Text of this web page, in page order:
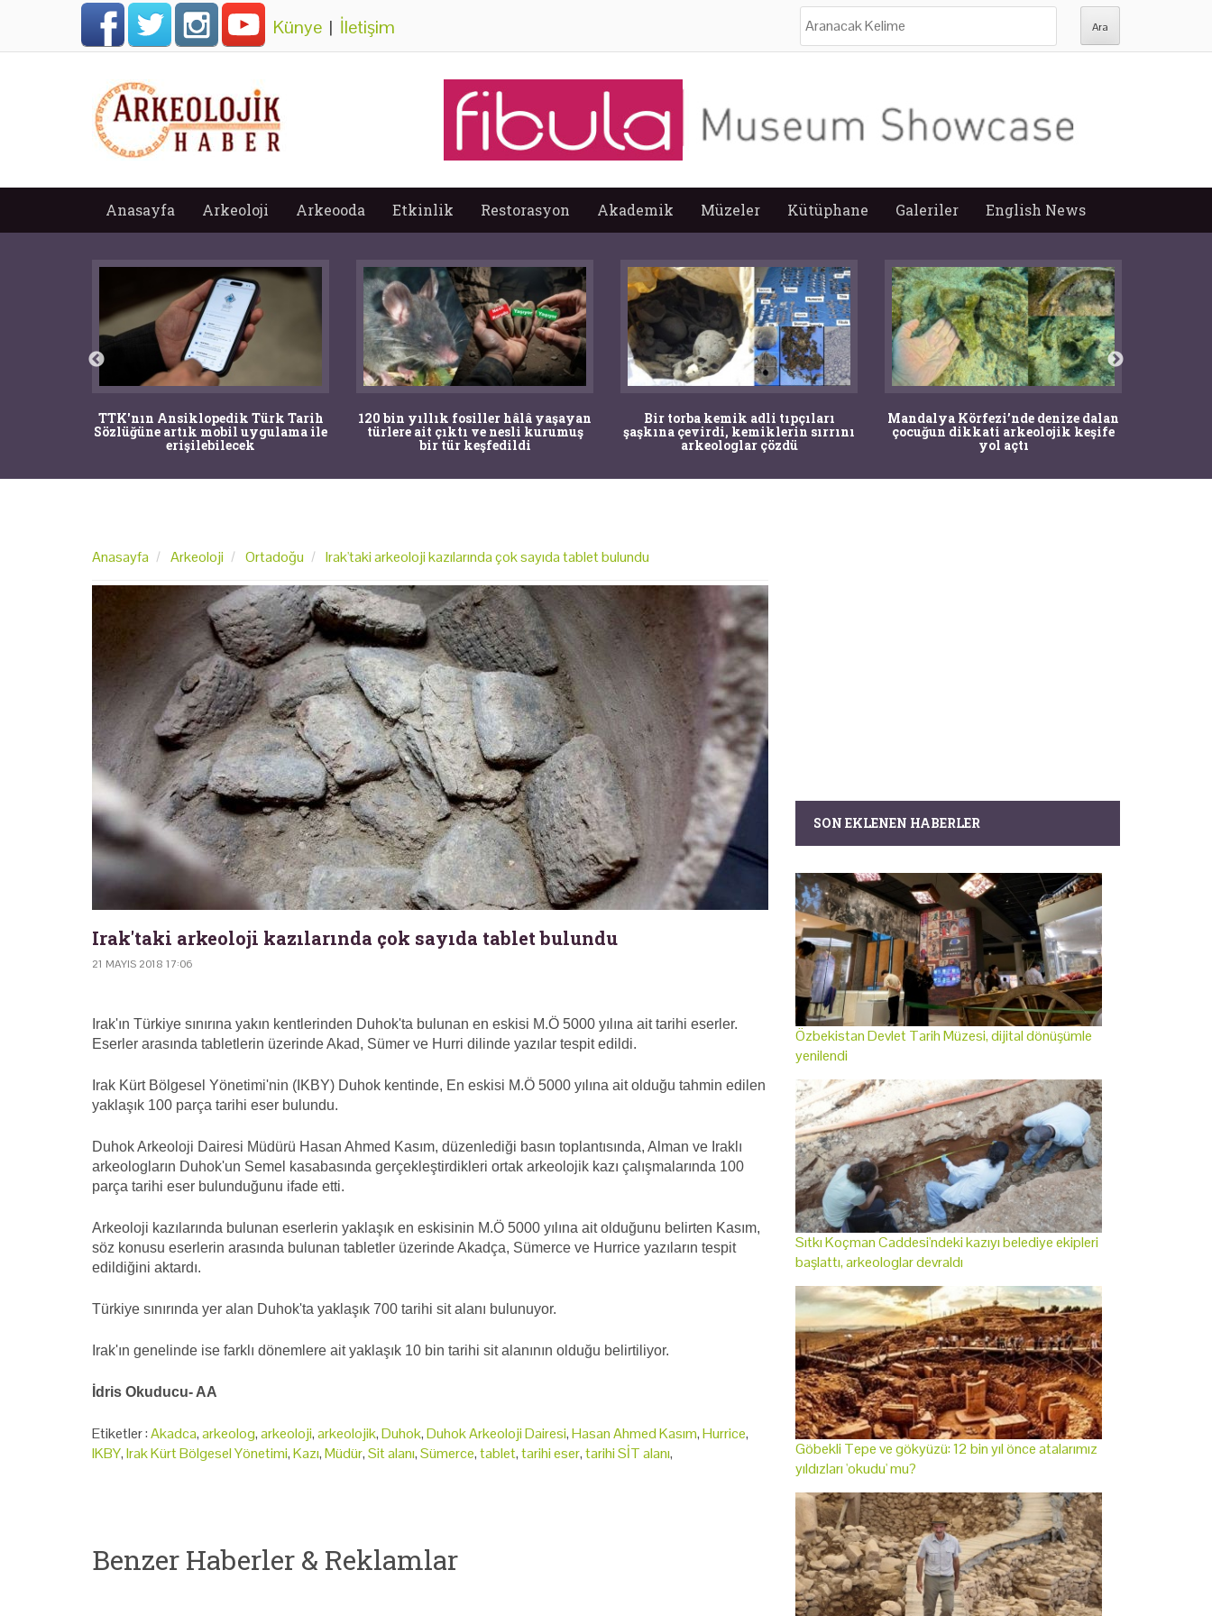
Künye | İletişim
Anasayfa Arkeoloji Arkeooda Etkinlik Restorasyon Akademik Müzeler Kütüphane Galeriler English News
TTK'nın Ansiklopedik Türk Tarih
Sözlüğüne artık mobil uygulama ile
erişilebilecek
120 bin yıllık fosiller hâlâ yaşayan
türlere ait çıktı ve nesli kurumuş
bir tür keşfedildi
Bir torba kemik adli tıpçıları
şaşkına çevirdi, kemiklerin sırrını
arkeologlar çözdü
Mandalya Körfezi’nde denize dalan
çocuğun dikkati arkeolojik keşife
yol açtı
Anasayfa Arkeoloji Ortadoğu Irak'taki arkeoloji kazılarında çok sayıda tablet bulundu
Irak'taki arkeoloji kazılarında çok sayıda tablet bulundu
21 MAYIS 2018 17:06
Irak'ın Türkiye sınırına yakın kentlerinden Duhok'ta bulunan en eskisi M.Ö 5000 yılına ait tarihi eserler.
Eserler arasında tabletlerin üzerinde Akad, Sümer ve Hurri dilinde yazılar tespit edildi.
Irak Kürt Bölgesel Yönetimi'nin (IKBY) Duhok kentinde, En eskisi M.Ö 5000 yılına ait olduğu tahmin edilen
yaklaşık 100 parça tarihi eser bulundu.
Duhok Arkeoloji Dairesi Müdürü Hasan Ahmed Kasım, düzenlediği basın toplantısında, Alman ve Iraklı
arkeologların Duhok'un Semel kasabasında gerçekleştirdikleri ortak arkeolojik kazı çalışmalarında 100
parça tarihi eser bulunduğunu ifade etti.
Arkeoloji kazılarında bulunan eserlerin yaklaşık en eskisinin M.Ö 5000 yılına ait olduğunu belirten Kasım,
söz konusu eserlerin arasında bulunan tabletler üzerinde Akadça, Sümerce ve Hurrice yazıların tespit
edildiğini aktardı.
Türkiye sınırında yer alan Duhok'ta yaklaşık 700 tarihi sit alanı bulunuyor.
Irak'ın genelinde ise farklı dönemlere ait yaklaşık 10 bin tarihi sit alanının olduğu belirtiliyor.
İdris Okuducu- AA
Etiketler :Akadca,arkeolog,arkeoloji,arkeolojik,Duhok,Duhok Arkeoloji Dairesi,Hasan Ahmed Kasım,Hurrice,
IKBY,Irak Kürt Bölgesel Yönetimi,Kazı,Müdür,Sit alanı,Sümerce,tablet,tarihi eser,tarihi SİT alanı,
Benzer Haberler & Reklamlar
SON EKLENEN HABERLER
Özbekistan Devlet Tarih Müzesi, dijital dönüşümle
yenilendi
Sıtkı Koçman Caddesi'ndeki kazıyı belediye ekipleri
başlattı, arkeologlar devraldı
Göbekli Tepe ve gökyüzü: 12 bin yıl önce atalarımız
yıldızları 'okudu' mu?